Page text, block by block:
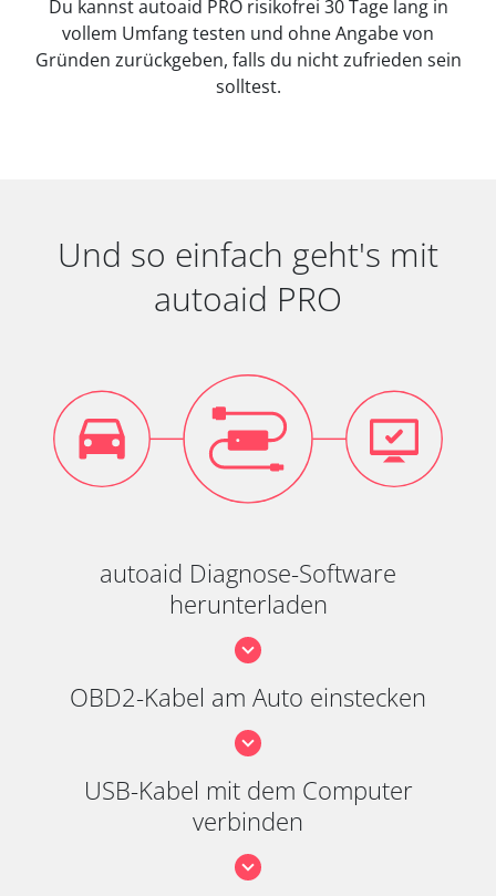
Du kannst autoaid PRO risikofrei 30 Tage lang in
vollem Umfang testen und ohne Angabe von
Gründen zurückgeben, falls du nicht zufrieden sein
solltest.
Und so einfach geht's mit
autoaid PRO
autoaid Diagnose-Software
herunterladen
OBD2-Kabel am Auto einstecken
USB-Kabel mit dem Computer
verbinden